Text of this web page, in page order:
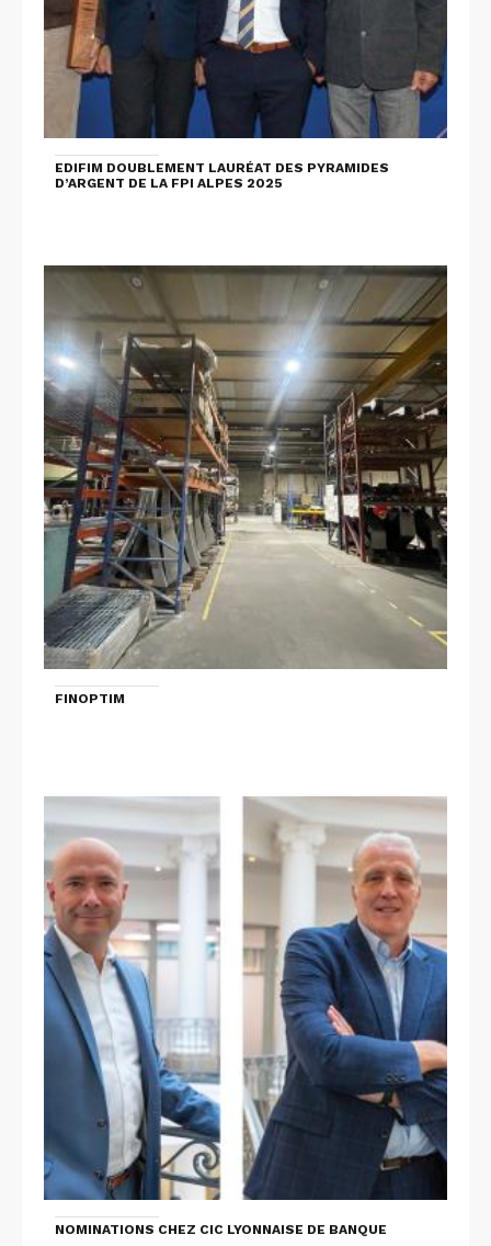
EDIFIM DOUBLEMENT LAURÉAT DES PYRAMIDES
D’ARGENT DE LA FPI ALPES 2025
FINOPTIM
NOMINATIONS CHEZ CIC LYONNAISE DE BANQUE